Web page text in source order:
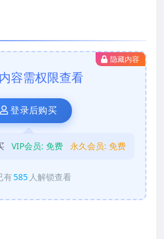
隐藏内容
容需权限查看
登录后购买
VIP会员: 免费 永久会员: 免费
有585 人解锁查看